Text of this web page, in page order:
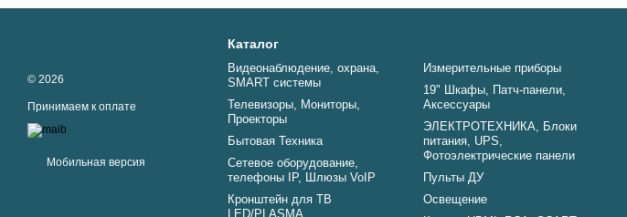
© 2026
Принимаем к оплате
Мобильная версия
Каталог
Видеонаблюдение, охрана,
SMART системы
Телевизоры, Мониторы,
Проекторы
Бытовая Техника
Сетевое оборудование,
телефоны IP, Шлюзы VoIP
Кронштейн для ТВ
LED/PLASMA
Измерительные приборы
19" Шкафы, Патч-панели,
Аксессуары
ЭЛЕКТРОТЕХНИКА, Блоки
питания, UPS,
Фотоэлектрические панели
Пульты ДУ
Освещение